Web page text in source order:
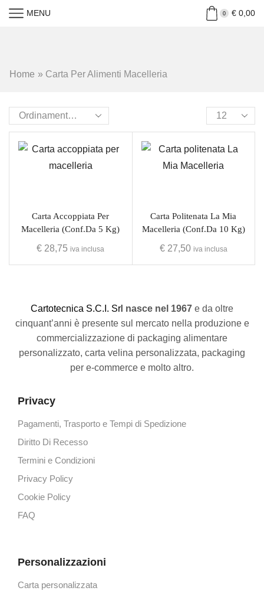
MENU 0 €0,00
Home » Carta Per Alimenti Macelleria
Carta Accoppiata Per
Macelleria (conf.da 5 Kg)
€ 28,75 iva inclusa
Carta Politenata La Mia
Macelleria (conf.da 10 Kg)
€27,50 iva inclusa
Cartotecnica S.C.I. Srl nasce nel 1967 e da oltre
cinquant’anni è presente sul mercato nella produzione e
commercializzazione di packaging alimentare
personalizzato, carta velina personalizzata, packaging
per e-commerce e molto altro.
Privacy
Pagamenti, Trasporto e Tempi di Spedizione
Diritto Di Recesso
Termini e Condizioni
Privacy Policy
Cookie Policy
FAQ
Personalizzazioni
Carta personalizzata